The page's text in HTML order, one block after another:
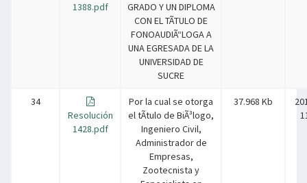
1388.pdf
GRADO Y UN DIPLOMA
CON EL TÃTULO DE
FONOAUDIÃ“LOGA A
UNA EGRESADA DE LA
UNIVERSIDAD DE
SUCRE
34
Resolución
1428.pdf
Por la cual se otorga
el tÃ­tulo de BiÃ³logo,
Ingeniero Civil,
Administrador de
Empresas,
Zootecnista y
37.968 Kb